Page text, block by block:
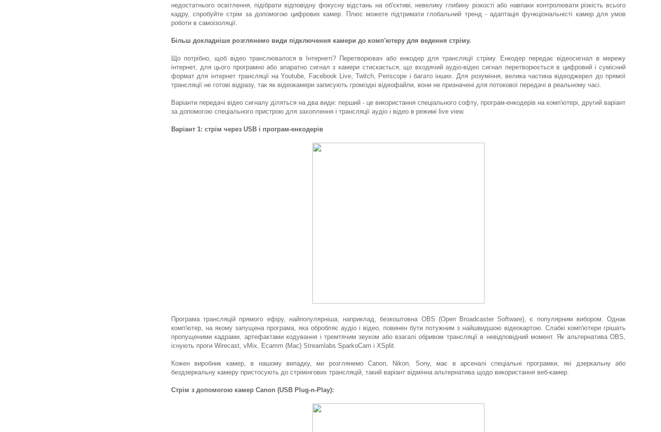
недостатнього освітлення, підібрати відповідну фокусну відстань на об'єктиві, невелику глибину різкості або навпаки контролювати різкість всього
кадру, спробуйте стрім за допомогою цифрових камер. Плюс можете підтримати глобальний тренд - адаптація функціональністі камер для умов
роботи в самоізоляції.
Більш докладніше розглянемо види підключення камери до комп'ютеру для ведення стріму.
Що потрібно, щоб відео транслювалося в Інтернеті? Перетворювач або енкодер для трансляції стріму. Енкодер передає відеосигнал в мережу
інтернет, для цього програмно або апаратно сигнал з камери стискається, що входячий аудіо-відео сигнал перетворюється в цифровий і сумісний
формат для інтернет трансляції на Youtube, Facebook Live, Twitch, Periscope і багато інших. Для розуміння, велика частина відеоджерел до прямої
трансляції не готові відразу, так як відеокамери записують громіздкі відеофайли, вони не призначені для потокової передачі в реальному часі.
Варіанти передачі відео сигналу діляться на два види: перший - це використання спеціального софту, програм-енкодерів на комп'ютері, другий варіант
за допомогою спеціального пристрою для захоплення і трансляції аудіо і відео в режимі live view.
Варіант 1: стрім через USB і програм-енкодерів
Програма трансляцій прямого ефіру, найпопулярніша, наприклад, безкоштовна OBS (Open Broadcaster Software), є популярним вибором. Однак
комп'ютер, на якому запущена програма, яка обробляє аудіо і відео, повинен бути потужним з найшвидшою відеокартою. Слабкі комп'ютери грішать
пропущеними кадрами, артефактами кодування і тремтячим звуком або взагалі обривом трансляції в невідповідний момент. Як альтернатива OBS,
існують проги Wirecast, vMix, Ecamm (Mac) Streamlabs SparkoCam і XSplit.
Кожен виробник камер, в нашому випадку, ми розглянемо Canon, Nikon, Sony, має в арсеналі спеціальні програмки, які дзеркальну або
бездзеркальну камеру пристосують до стрімінгових трансляцій, такий варіант відмінна альтернатива щодо використання веб-камер.
Стрім з допомогою камер Canon (USB Plug-n-Play):